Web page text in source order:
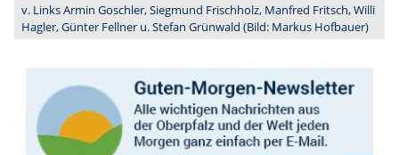
v. Links Armin Goschler, Siegmund Frischholz, Manfred Fritsch, Willi
Hagler, Günter Fellner u. Stefan Grünwald (Bild: Markus Hofbauer)